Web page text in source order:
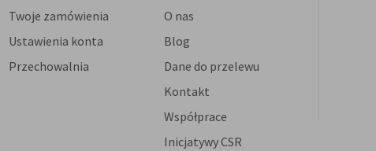
Twoje zamówienia
Ustawienia konta
Przechowalnia
O nas
Blog
Dane do przelewu
Kontakt
Współprace
Inicjatywy CSR